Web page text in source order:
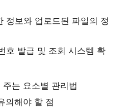
정보와 업로드된 파일의 정
호 발급 및 조회 시스템 확
는 요소별 관리법
의해야 할 점